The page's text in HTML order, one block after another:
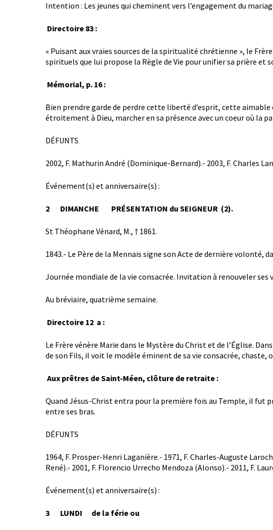
Intention : Les jeunes qui cheminent vers l’engagement du
Directoire 83 :
« Puisant aux vraies sources de la spiritualité chrétienne », le
spirituels que lui propose la Règle de Vie pour unifier sa prière et
Mémorial, p. 16 :
Bien prendre garde de perdre cette liberté d’esprit, cette
étroitement à Dieu, marcher en sa présence avec un coeur où la
DÉFUNTS
2002, F. Mathurin André (Dominique-Bernard).- 2003, F. Charles
Événement(s) et anniversaire(s) :
2 DIMANCHE PRÉSENTATION du SEIGNEUR (2).
St Théophane Vénard, M., † 1861.
1843.- Le Père de la Mennais signe son Acte de dernière
Journée mondiale de la vie consacrée. Invitation à renouveler
Au bréviaire, quatrième semaine.
Directoire 12 a :
Le Frère vénère Marie dans le Mystère du Christ et de l’Église.
de son Fils, il voit le modèle éminent de sa vie consacrée, chaste,
Aux prêtres de Saint-Méen, clôture de retraite :
Quand Jésus-Christ entra pour la première fois au Temple, il fut
entre ses bras.
DÉFUNTS
1964, F. Prosper-Henri Laganière.- 1971, F. Charles-Auguste
René).- 2001, F. Florencio Urrecho Mendoza (Alonso).- 2011, F.
Événement(s) et anniversaire(s) :
3 LUNDI de la férie ou